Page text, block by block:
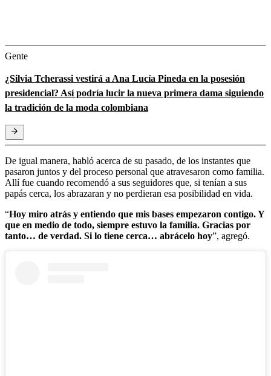
Gente
¿Silvia Tcherassi vestirá a Ana Lucía Pineda en la posesión
presidencial? Así podría lucir la nueva primera dama siguiendo
la tradición de la moda colombiana
De igual manera, habló acerca de su pasado, de los instantes que
pasaron juntos y del proceso personal que atravesaron como familia.
Allí fue cuando recomendó a sus seguidores que, si tenían a sus
papás cerca, los abrazaran y no perdieran esa posibilidad en vida.
“Hoy miro atrás y entiendo que mis bases empezaron contigo. Y
que en medio de todo, siempre estuvo la familia. Gracias por
tanto… de verdad. Si lo tiene cerca… abrácelo hoy”, agregó.